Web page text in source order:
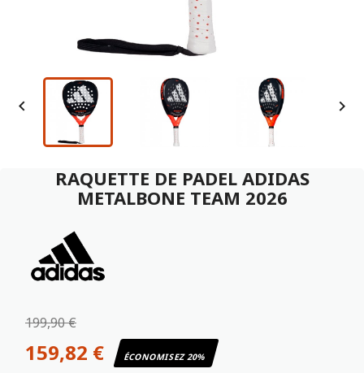
 
RAQUETTE DE PADEL ADIDAS
METALBONE TEAM 2026
199,90 €
159,82 € ÉCONOMISEZ 20%